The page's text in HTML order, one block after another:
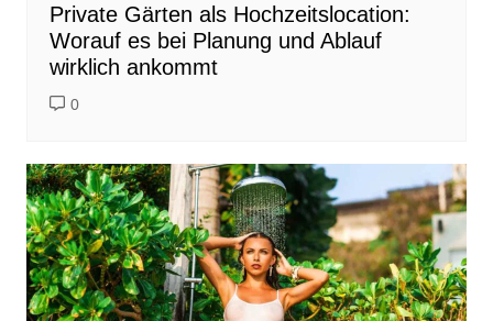
Private Gärten als Hochzeitslocation:
Worauf es bei Planung und Ablauf
wirklich ankommt
0